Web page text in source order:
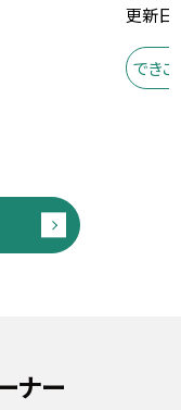
更新日
できご
ナー